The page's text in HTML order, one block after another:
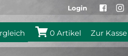
Login
0 Artikel Zur Kasse